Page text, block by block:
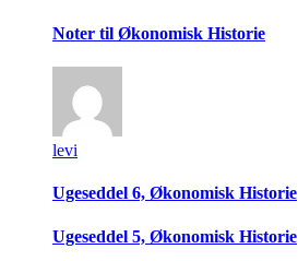
Noter til Økonomisk Historie
levi
Ugeseddel 6, Økonomisk Historie
Ugeseddel 5, Økonomisk Historie